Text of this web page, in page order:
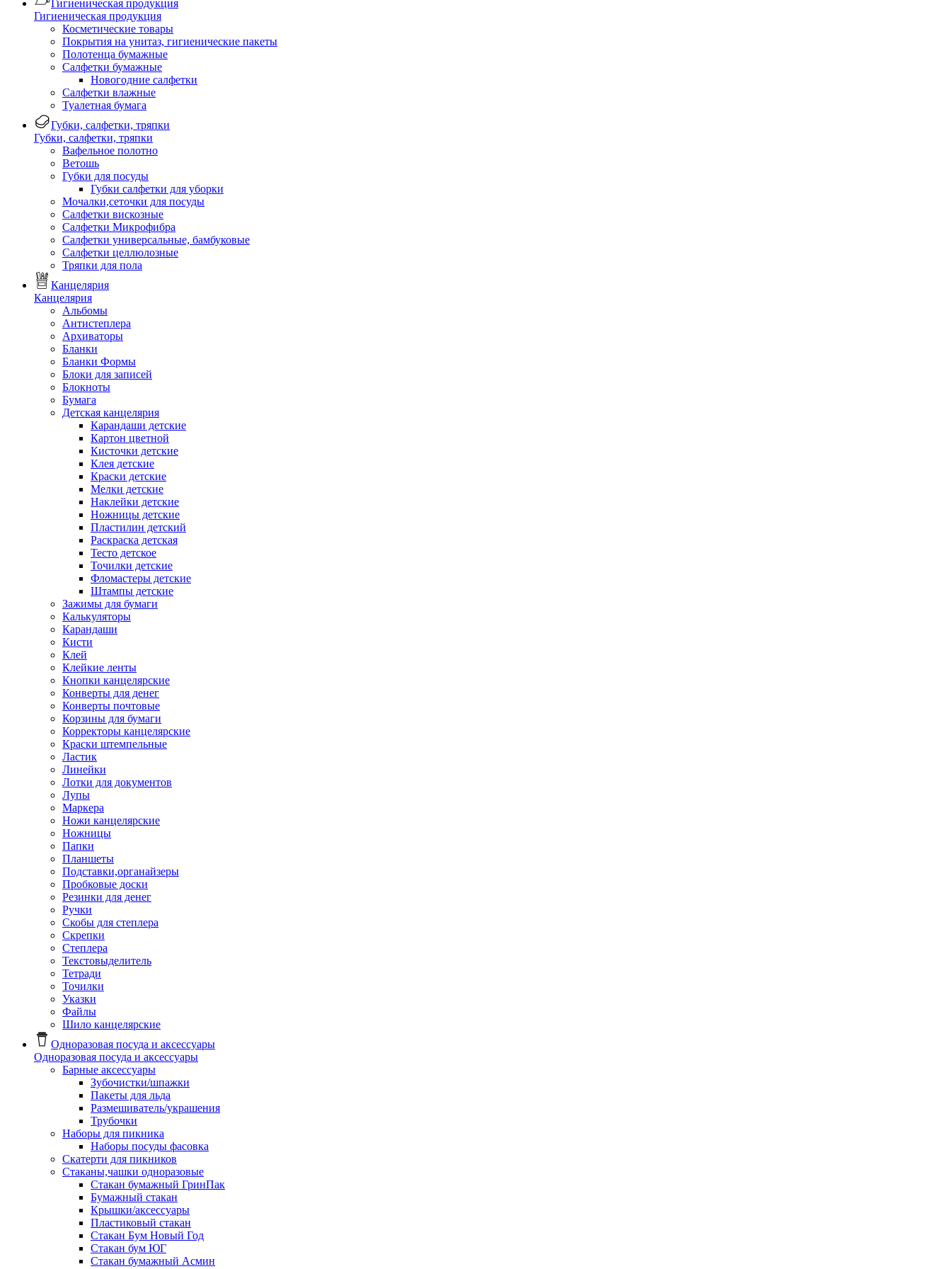
Гигиеническая продукция
Гигиеническая продукция
Косметические товары
Покрытия на унитаз, гигиенические пакеты
Полотенца бумажные
Салфетки бумажные
Новогодние салфетки
Салфетки влажные
Туалетная бумага
Губки, салфетки, тряпки
Губки, салфетки, тряпки
Вафельное полотно
Ветошь
Губки для посуды
Губки салфетки для уборки
Мочалки,сеточки для посуды
Салфетки вискозные
Салфетки Микрофибра
Салфетки универсальные, бамбуковые
Салфетки целлюлозные
Тряпки для пола
Канцелярия
Канцелярия
Альбомы
Антистеплера
Архиваторы
Бланки
Бланки Формы
Блоки для записей
Блокноты
Бумага
Детская канцелярия
Карандаши детские
Картон цветной
Кисточки детские
Клея детские
Краски детские
Мелки детские
Наклейки детские
Ножницы детские
Пластилин детский
Раскраска детская
Тесто детское
Точилки детские
Фломастеры детские
Штампы детские
Зажимы для бумаги
Калькуляторы
Карандаши
Кисти
Клей
Клейкие ленты
Кнопки канцелярские
Конверты для денег
Конверты почтовые
Корзины для бумаги
Корректоры канцелярские
Краски штемпельные
Ластик
Линейки
Лотки для документов
Лупы
Маркера
Ножи канцелярские
Ножницы
Папки
Планшеты
Подставки,органайзеры
Пробковые доски
Резинки для денег
Ручки
Скобы для степлера
Скрепки
Степлера
Текстовыделитель
Тетради
Точилки
Указки
Файлы
Шило канцелярские
Одноразовая посуда и аксессуары
Одноразовая посуда и аксессуары
Барные аксессуары
Зубочистки/шпажки
Пакеты для льда
Размешиватель/украшения
Трубочки
Наборы для пикника
Наборы посуды фасовка
Скатерти для пикников
Стаканы,чашки одноразовые
Cтакан бумажный ГринПак
Бумажный стакан
Крышки/аксессуары
Пластиковый стакан
Стакан Бум Новый Год
Стакан бум ЮГ
Стакан бумажный Асмин